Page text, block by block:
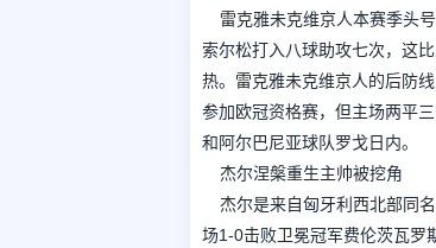
雷克雅未克维京人本赛季头
索尔松打入八球助攻七次，这
热。雷克雅未克维京人的后防
参加欧冠资格赛，但主场两平
和阿尔巴尼亚球队罗戈日内。
杰尔涅槃重生主帅被挖角
杰尔是来自匈牙利西北部同
场1-0击败卫冕冠军费伦茨瓦罗